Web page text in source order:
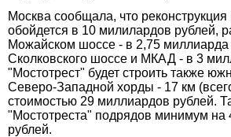
Москва сообщала, что
обойдется в 10 милилардов рублей,
Можайском шоссе - в 2,75 миллиарда
Сколковского шоссе и МКАД - в 3
"Мостотрест" будет строить также
Северо-Западной хорды - 17 км
стоимостью 29 миллиардов рублей.
"Мостотреста" подрядов минимум на
рублей.